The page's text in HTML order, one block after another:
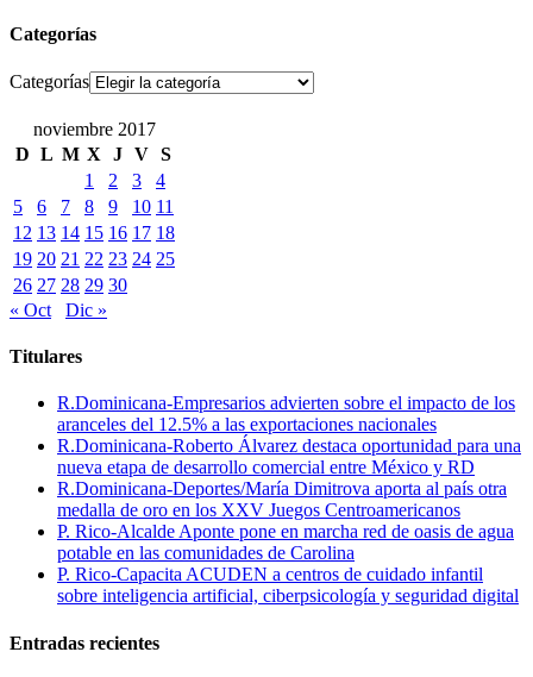
Categorías
Categorías
noviembre 2017
D L M X J V S
1
2 3
4
5
6 7 8 9 10 11
12 13 14 15 16 17 18
19 20 21 22 23 24 25
26 27 28 29 30
« Oct
Dic »
Titulares
R.Dominicana-Empresarios advierten sobre el impacto de los
aranceles del 12.5% a las exportaciones nacionales
R.Dominicana-Roberto Álvarez destaca oportunidad para una
nueva etapa de desarrollo comercial entre México y RD
R.Dominicana-Deportes/María Dimitrova aporta al país otra
medalla de oro en los XXV Juegos Centroamericanos
P. Rico-Alcalde Aponte pone en marcha red de oasis de agua
potable en las comunidades de Carolina
P. Rico-Capacita ACUDEN a centros de cuidado infantil
sobre inteligencia artificial, ciberpsicología y seguridad digital
Entradas recientes